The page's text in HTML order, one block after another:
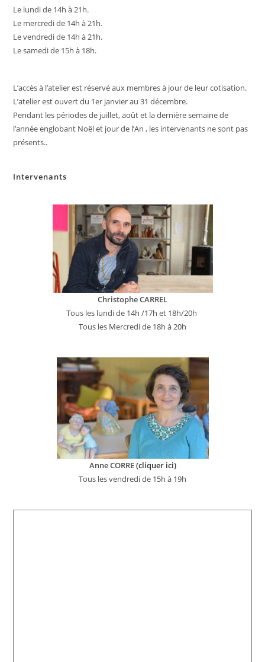
Le lundi de 14h à 21h.
Le mercredi de 14h à 21h.
Le vendredi de 14h à 21h.
Le samedi de 15h à 18h.
L’accès à l’atelier est réservé aux membres à jour de leur cotisation.
L’atelier est ouvert du 1er janvier au 31 décembre.
Pendant les périodes de juillet, août et la dernière semaine de
l’année englobant Noël et jour de l’An , les intervenants ne sont pas
présents..
Intervenants
Christophe CARREL
Tous les lundi de 14h /17h et 18h/20h
Tous les Mercredi de 18h à 20h
Anne CORRE(cliquer ici)
Tous les vendredi de 15h à 19h